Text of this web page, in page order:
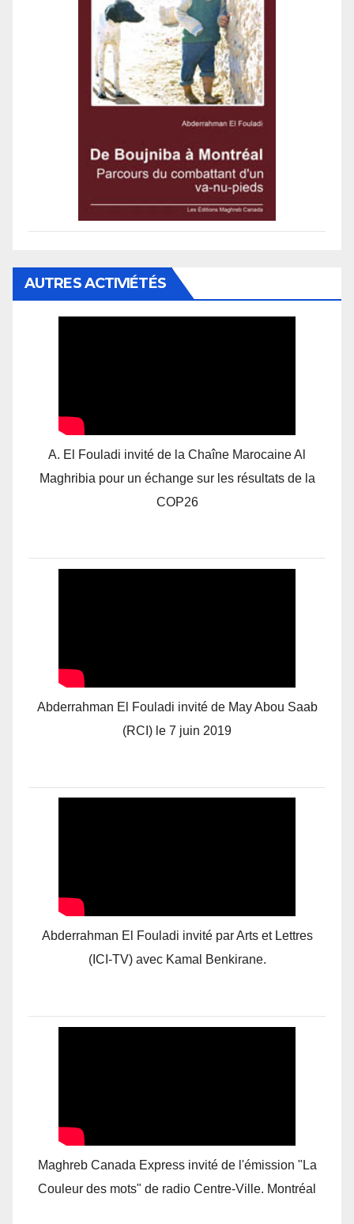
AUTRES ACTIVIÉTÉS
A. El Fouladi invité de la Chaîne Marocaine Al
Maghribia pour un échange sur les résultats de la
COP26
Abderrahman El Fouladi invité de May Abou Saab
(RCI) le 7 juin 2019
Abderrahman El Fouladi invité par Arts et Lettres
(ICI-TV) avec Kamal Benkirane.
Maghreb Canada Express invité de l'émission "La
Couleur des mots" de radio Centre-Ville. Montréal